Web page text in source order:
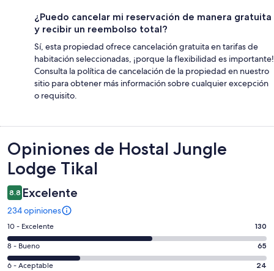
¿Puedo cancelar mi reservación de manera gratuita
y recibir un reembolso total?
Sí, esta propiedad ofrece cancelación gratuita en tarifas de
habitación seleccionadas, ¡porque la flexibilidad es importante!
Consulta la política de cancelación de la propiedad en nuestro
sitio para obtener más información sobre cualquier excepción
o requisito.
Opiniones
Opiniones de Hostal Jungle
Lodge Tikal
8.8 Excelente
234 opiniones
Puntuación
de
10,
es
10 - Excelente 130
Puntuación
de
8 - Bueno 65
Puntuación
6 - Aceptable 24